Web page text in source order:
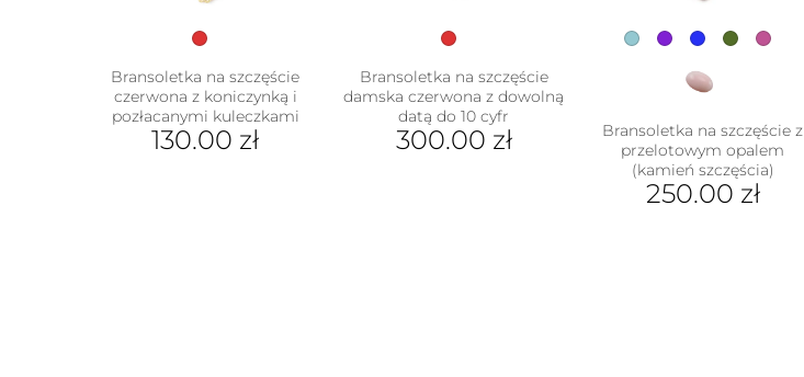
Bransoletka na szczęście
czerwona z koniczynką i
pozłacanymi kuleczkami
130.00 zł
Bransoletka na szczęście
damska czerwona z dowolną
datą do 10 cyfr
300.00 zł
Bransoletka na szczęście z
przelotowym opalem
(kamień szczęścia)
250.00 zł